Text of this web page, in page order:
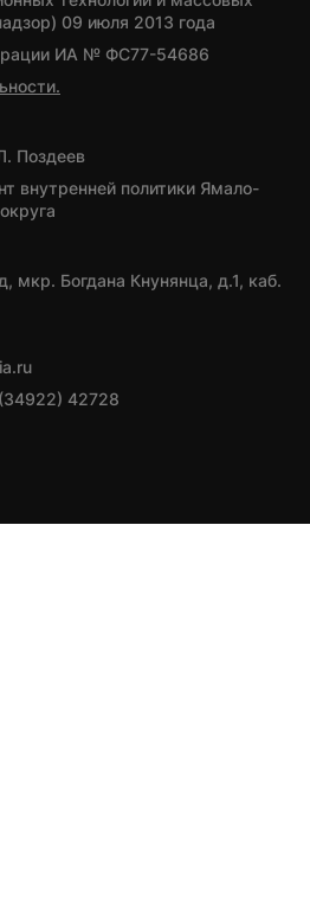
09 июля 2013 года
ИА № ФС77-54686
Поздеев
внутренней политики Ямало-
Богдана Кнунянца, д.1, каб.
42728